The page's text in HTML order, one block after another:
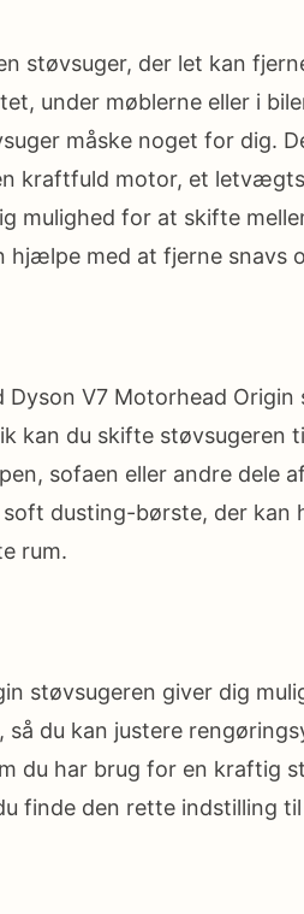
støvsuger, der let kan
under møblerne eller i
måske noget for dig.
kraftfuld motor, et
mulighed for at skifte
med at fjerne snavs
V7 Motorhead Origin
kan du skifte
sofaen eller andre dele
soft dusting-børste, der
rum.
støvsugeren giver dig
du kan justere
du har brug for en kraftig
finde den rette indstilling